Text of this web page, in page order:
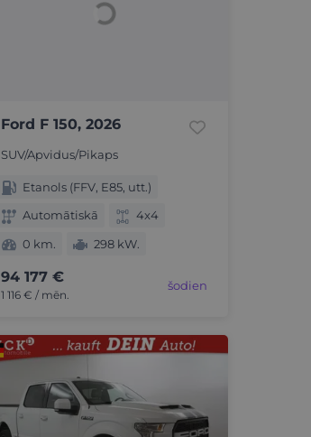
Ford F 150, 2026
SUV/Apvidus/Pikaps
Etanols (FFV, E85, utt.)
Automātiskā
4x4
0 km.
298 kW.
94 177 €
1 116 € / mēn.
šodien